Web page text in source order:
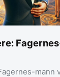
mann